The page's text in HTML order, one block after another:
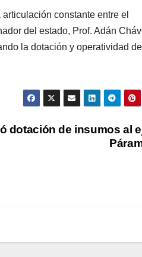
constante entre el
del estado, Prof. Adán
la dotación y operatividad
dotación de insumos al